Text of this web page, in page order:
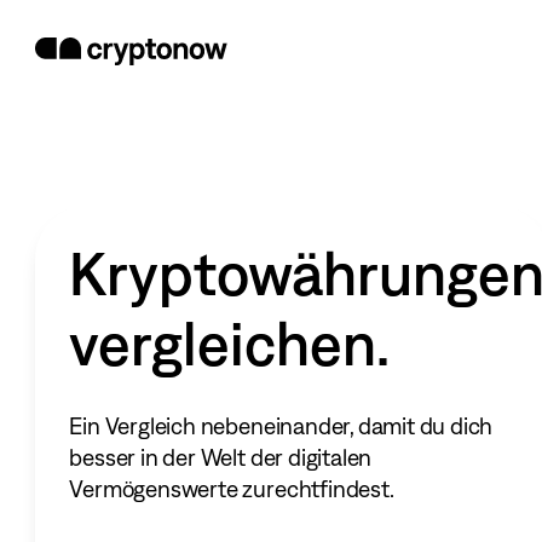
vergleichen.
Ein Vergleich nebeneinander, damit du dich
besser in der Welt der digitalen
Vermögenswerte zurechtfindest.